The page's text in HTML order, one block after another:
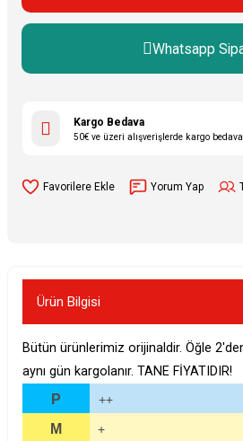
Whatsapp
Kargo Bedava
50€ ve üzeri alışverişlerde kargo
Yorum Yap
Ürün Bilgisi
Bütün ürünlerimiz orijinaldir. Öğle
aynı gün kargolanır. TANE FİYATIDIR!
P
++
M +